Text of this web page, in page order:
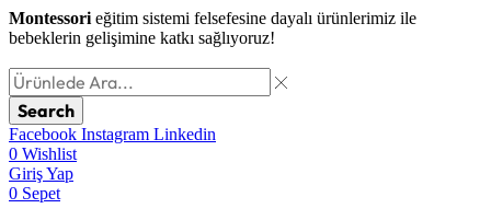
Montessori eğitim sistemi felsefesine dayalı ürünlerimiz ile
bebeklerin gelişimine katkı sağlıyoruz!
Search
Facebook Instagram Linkedin
0 Wishlist
Giriş Yap
0 Sepet